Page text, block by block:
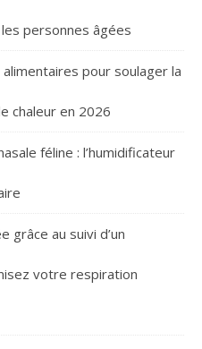
personnes âgées
pour soulager la
chaleur en 2026
féline : l’humidificateur
grâce au suivi d’un
votre respiration